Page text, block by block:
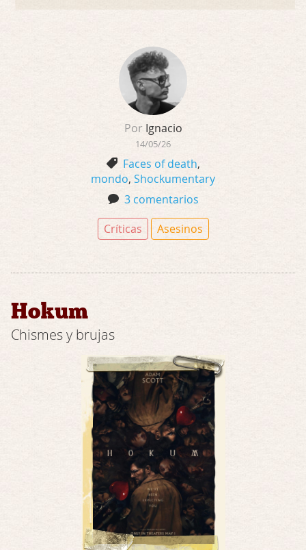
Por Ignacio
14/05/26
Faces of death,
mondo, Shockumentary
3 comentarios
Críticas
Asesinos
Hokum
Chismes y brujas